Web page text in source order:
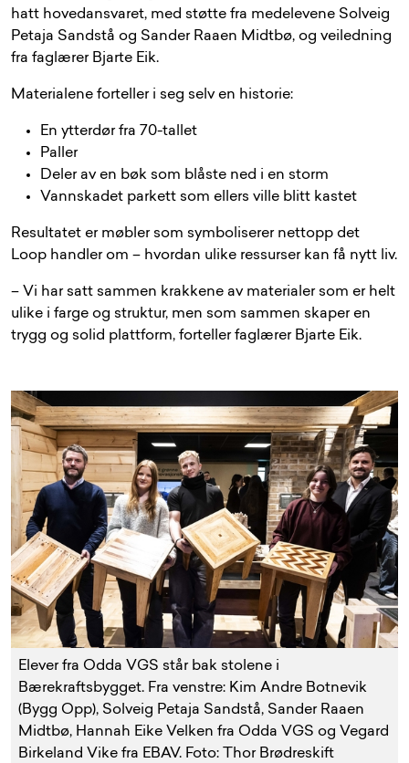
hatt hovedansvaret, med støtte fra medelevene Solveig
Petaja Sandstå og Sander Raaen Midtbø, og veiledning
fra faglærer Bjarte Eik.
Materialene forteller i seg selv en historie:
En ytterdør fra 70-tallet
Paller
Deler av en bøk som blåste ned i en storm
Vannskadet parkett som ellers ville blitt kastet
Resultatet er møbler som symboliserer nettopp det
Loop handler om – hvordan ulike ressurser kan få nytt liv.
– Vi har satt sammen krakkene av materialer som er helt
ulike i farge og struktur, men som sammen skaper en
trygg og solid plattform, forteller faglærer Bjarte Eik.
Elever fra Odda VGS står bak stolene i
Bærekraftsbygget. Fra venstre: Kim Andre Botnevik
(Bygg Opp), Solveig Petaja Sandstå, Sander Raaen
Midtbø, Hannah Eike Velken fra Odda VGS og Vegard
Birkeland Vike fra EBAV. Foto: Thor Brødreskift